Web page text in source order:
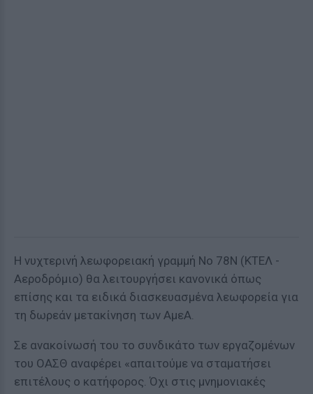
Η νυχτερινή λεωφορειακή γραμμή Νο 78Ν (ΚΤΕΛ -
Αεροδρόμιο) θα λειτουργήσει κανονικά όπως
επίσης και τα ειδικά διασκευασμένα λεωφορεία για
τη δωρεάν μετακίνηση των ΑμεΑ.
Σε ανακοίνωσή του το συνδικάτο των εργαζομένων
του ΟΑΣΘ αναφέρει «απαιτούμε να σταματήσει
επιτέλους ο κατήφορος. Όχι στις μνημονιακές